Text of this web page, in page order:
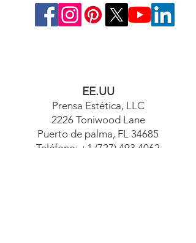
EE.UU
Prensa Estética, LLC
2226 Toniwood Lane
Puerto de palma, FL 34685
Teléfono: +1 (727) 493 4062